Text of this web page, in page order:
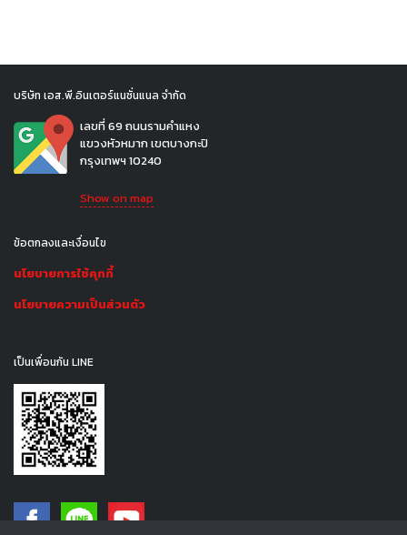
บริษัท เอส.พี.อินเตอร์แนชั่นแนล จำกัด
เลขที่ 69 ถนนรามคำแหง
แขวงหัวหมาก เขตบางกะปิ
กรุงเทพฯ 10240
Show on map
ข้อตกลงและเงื่อนไข
นโยบายการใช้คุกกี้
นโยบายความเป็นส่วนตัว
เป็นเพื่อนกัน LINE